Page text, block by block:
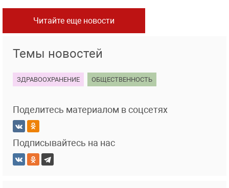
Читайте еще новости
Темы новостей
ЗДРАВООХРАНЕНИЕ ОБЩЕСТВЕННОСТЬ
Поделитесь материалом в соцсетях
Подписывайтесь на нас